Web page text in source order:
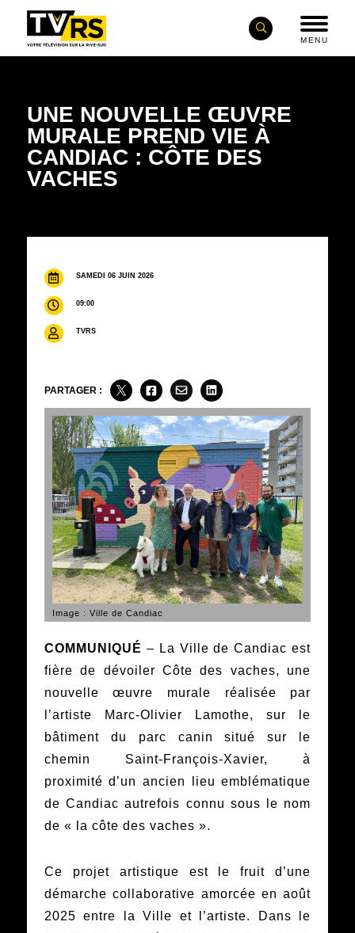
MENU
UNE NOUVELLE ŒUVRE
MURALE PREND VIE À
CANDIAC : CÔTE DES
VACHES
SAMEDI 06 JUIN 2026
09:00
TVRS
PARTAGER :
Image : Ville de Candiac
COMMUNIQUÉ – La Ville de Candiac est
fière de dévoiler Côte des vaches, une
nouvelle œuvre murale réalisée par
l’artiste Marc-Olivier Lamothe, sur le
bâtiment du parc canin situé sur le
chemin Saint-François-Xavier, à
proximité d’un ancien lieu emblématique
de Candiac autrefois connu sous le nom
de « la côte des vaches ».
Ce projet artistique est le fruit d’une
démarche collaborative amorcée en août
2025 entre la Ville et l’artiste. Dans le